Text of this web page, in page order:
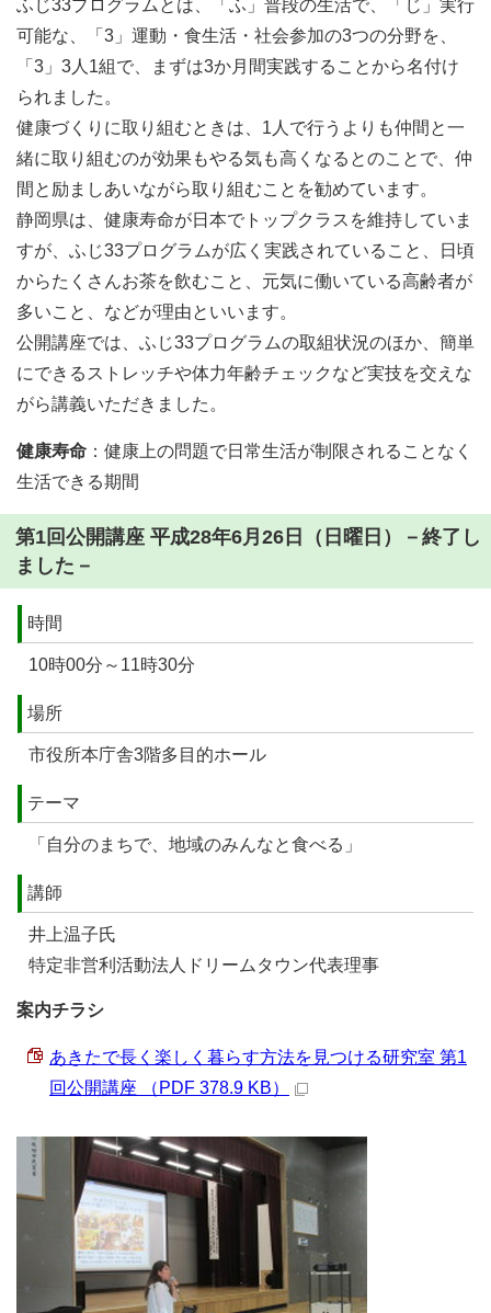
ふじ33プログラムとは、「ふ」普段の生活で、「じ」実行
可能な、「3」運動・食生活・社会参加の3つの分野を、
「3」3人1組で、まずは3か月間実践することから名付け
られました。
健康づくりに取り組むときは、1人で行うよりも仲間と一
緒に取り組むのが効果もやる気も高くなるとのことで、仲
間と励ましあいながら取り組むことを勧めています。
静岡県は、健康寿命が日本でトップクラスを維持していま
すが、ふじ33プログラムが広く実践されていること、日頃
からたくさんお茶を飲むこと、元気に働いている高齢者が
多いこと、などが理由といいます。
公開講座では、ふじ33プログラムの取組状況のほか、簡単
にできるストレッチや体力年齢チェックなど実技を交えな
がら講義いただきました。
健康寿命 ：健康上の問題で日常生活が制限されることなく
生活できる期間
第1回公開講座 平成28年6月26日（日曜日）－終了し
ました－
時間
10時00分～11時30分
場所
市役所本庁舎3階多目的ホール
テーマ
「自分のまちで、地域のみんなと食べる」
講師
井上温子氏
特定非営利活動法人ドリームタウン代表理事
案内チラシ
あきたで長く楽しく暮らす方法を見つける研究室 第1
回公開講座 （PDF 378.9 KB）